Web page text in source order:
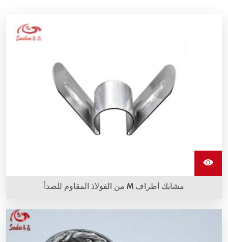
مشابك أطراف M من الفولاذ المقاوم للصدأ
مشابك أطراف M من الفولاذ المقاوم للصدأ هي نوع من الأدوات
الثابتة لعناصر التسخين بالسيليكون كربيد، وهي مصنوعة من الفولاذ
المقاوم للصدأ عالي الجودة.